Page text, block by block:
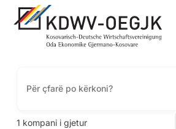
1 kompani i gjetur